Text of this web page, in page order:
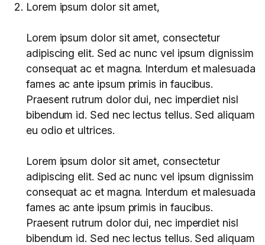
Lorem ipsum dolor sit amet,
Lorem ipsum dolor sit amet, consectetur
adipiscing elit. Sed ac nunc vel ipsum dignissim
consequat ac et magna. Interdum et malesuada
fames ac ante ipsum primis in faucibus.
Praesent rutrum dolor dui, nec imperdiet nisl
bibendum id. Sed nec lectus tellus. Sed aliquam
eu odio et ultrices.
Lorem ipsum dolor sit amet, consectetur
adipiscing elit. Sed ac nunc vel ipsum dignissim
consequat ac et magna. Interdum et malesuada
fames ac ante ipsum primis in faucibus.
Praesent rutrum dolor dui, nec imperdiet nisl
bibendum id. Sed nec lectus tellus. Sed aliquam